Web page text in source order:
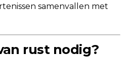
samenvallen met
rust nodig?